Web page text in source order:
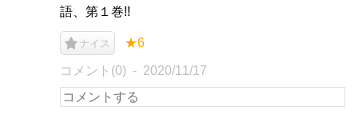
語、第１巻!!
ナイス ★6
コメント(0) 2020/11/17